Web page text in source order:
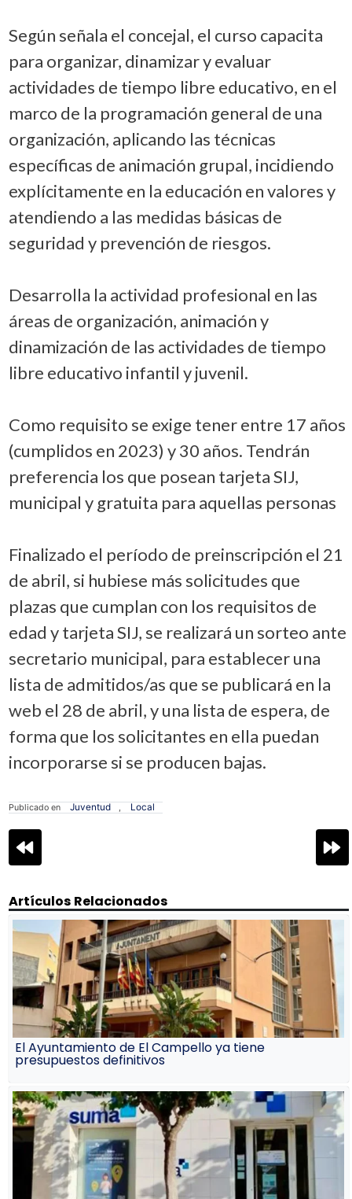
Según señala el concejal, el curso capacita
para organizar, dinamizar y evaluar
actividades de tiempo libre educativo, en el
marco de la programación general de una
organización, aplicando las técnicas
específicas de animación grupal, incidiendo
explícitamente en la educación en valores y
atendiendo a las medidas básicas de
seguridad y prevención de riesgos.
Desarrolla la actividad profesional en las
áreas de organización, animación y
dinamización de las actividades de tiempo
libre educativo infantil y juvenil.
Como requisito se exige tener entre 17 años
(cumplidos en 2023) y 30 años. Tendrán
preferencia los que posean tarjeta SIJ,
municipal y gratuita para aquellas personas
Finalizado el período de preinscripción el 21
de abril, si hubiese más solicitudes que
plazas que cumplan con los requisitos de
edad y tarjeta SIJ, se realizará un sorteo ante
secretario municipal, para establecer una
lista de admitidos/as que se publicará en la
web el 28 de abril, y una lista de espera, de
forma que los solicitantes en ella puedan
incorporarse si se producen bajas.
Publicado en Juventud , Local
Navegación
de
Artículos Relacionados
El Ayuntamiento de El Campello ya tiene
presupuestos definitivos